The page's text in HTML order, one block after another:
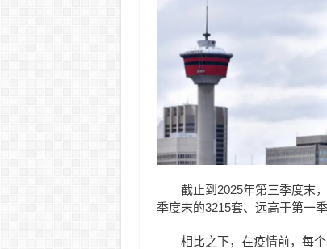
截止到2025年第三季度末
季度末的3215套、远高于第一季
相比之下，在疫情前，每